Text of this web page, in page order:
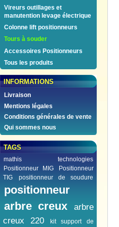
Vireurs outillages et
manutention levage électrique
Colonne lift positionneurs
Tours à souder
Accessoires Positionneurs
Tous les produits
INFORMATIONS
Livraison
Mentions légales
Conditions générales de vente
Qui sommes nous
TAGS
mathis technologies
Positionneur MIG
Positionneur
TIG
positionneur de soudure
positionneur
arbre creux
arbre
creux 220
kit support de